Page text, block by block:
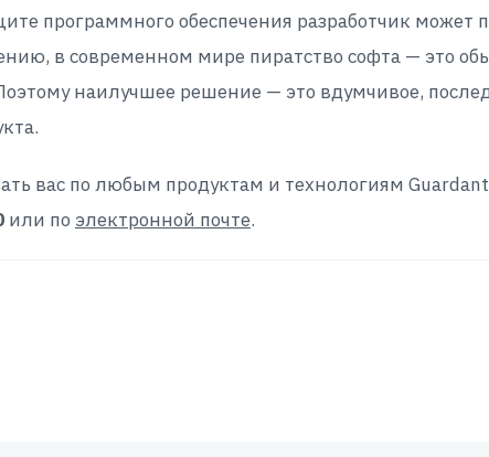
программного обеспечения разработчик может
в современном мире пиратство софта — это
наилучшее решение — это вдумчивое,
вас по любым продуктам и технологиям
или по электронной почте.